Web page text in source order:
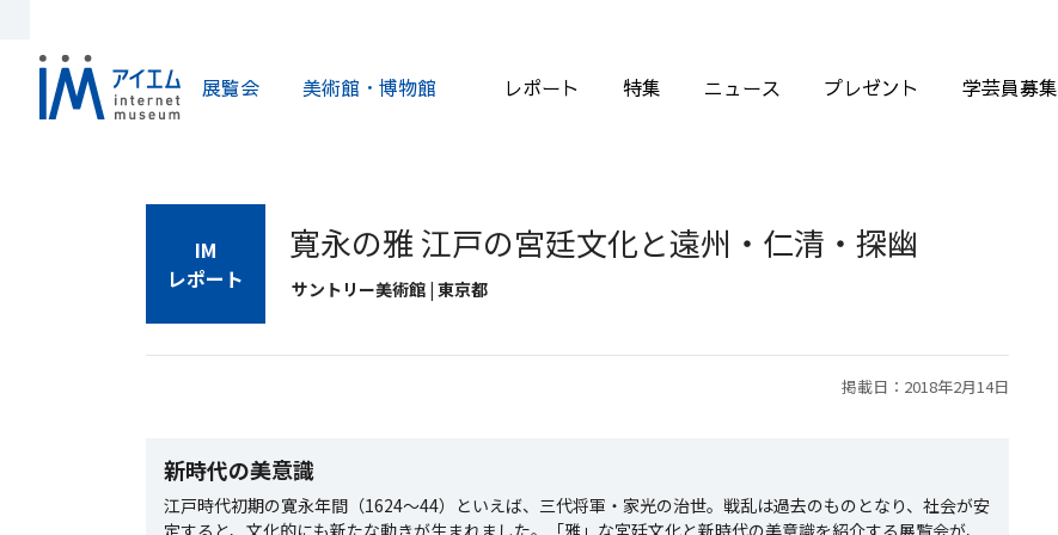
展覧会 美術館・博物館 レポート 特集 ニュース プレゼント 学芸員募集
IM
レポート
寛永の雅 江戸の宮廷文化と遠州・仁清・探幽
サントリー美術館 | 東京都
掲載日：2018年2月14日
新時代の美意識
江戸時代初期の寛永年間（1624～44）といえば、三代将軍・家光の治世。戦乱は過去のものとなり、社会が安
定すると、文化的にも新たな動きが生まれました。「雅」な宮廷文化と新時代の美意識を紹介する展覧会が、